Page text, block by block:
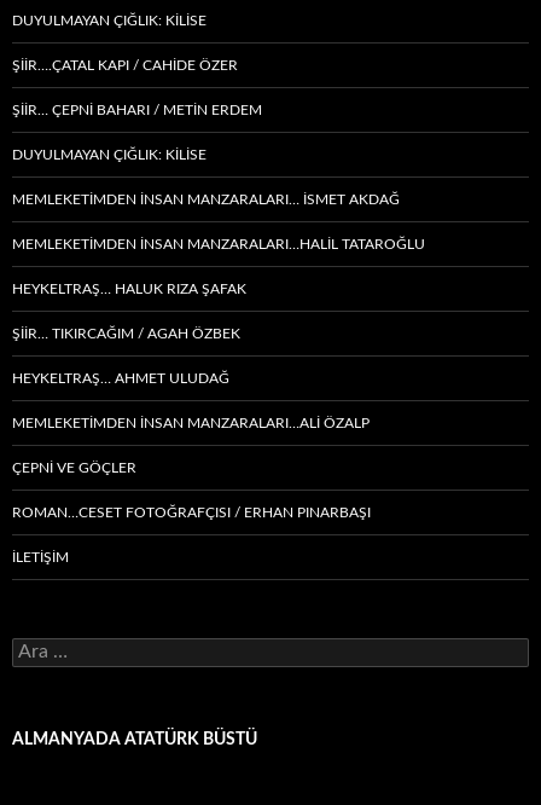
DUYULMAYAN ÇIĞLIK: KİLİSE
ŞİİR….ÇATAL KAPI / CAHİDE ÖZER
ŞİİR… ÇEPNI BAHARI / METİN ERDEM
DUYULMAYAN ÇIĞLIK: KİLİSE
MEMLEKETIMDEN INSAN MANZARALARI… İSMET AKDAĞ
MEMLEKETIMDEN INSAN MANZARALARI…HALİL TATAROĞLU
HEYKELTRAŞ… HALUK RIZA ŞAFAK
ŞIIR… TIKIRCAĞIM / AGAH ÖZBEK
HEYKELTRAŞ… AHMET ULUDAĞ
MEMLEKETIMDEN INSAN MANZARALARI…ALİ ÖZALP
ÇEPNI VE GÖÇLER
ROMAN…CESET FOTOĞRAFÇISI / ERHAN PINARBAŞI
İLETİŞİM
Arama:
ALMANYADA ATATÜRK BÜSTÜ